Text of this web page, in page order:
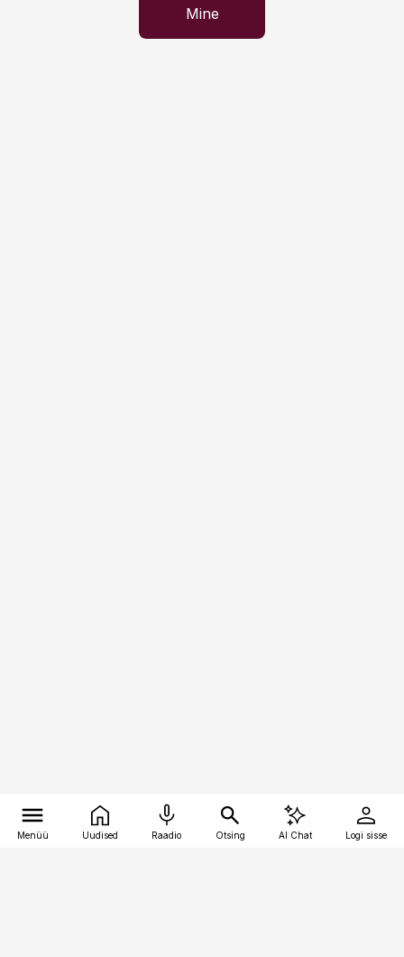
Mine
Menüü Uudised Raadio Otsing AI Chat Logi sisse